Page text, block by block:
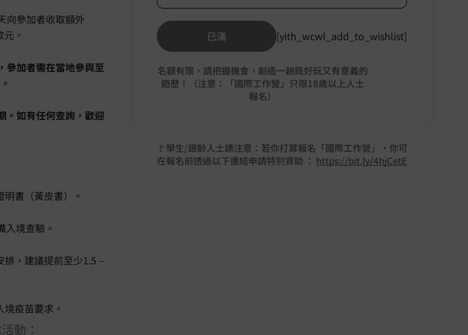
向參加者收取額外
。
參加者需在當地參與至
。如有任何查詢，歡迎
書（黃皮書）。
入境查驗。
，建議提前至少1.5 –
疫苗要求。
動：
已滿 [yith_wcwl_add_to_wishlist]
名額有限，請把握機會，創造一趟既好玩又有意義的
遊歷！（注意：「國際工作營」只限18歲以上人士
報名）
🚩學生/銀齡人士請注意：若你打算報名「國際工作營」，你可
在報名前透過以下連結申請特別資助 ： https://bit.ly/4hjCetE